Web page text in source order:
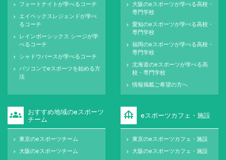
keyboard_arrow_right フォートナイトが学べるコーチ
keyboard_arrow_right
エイペックスレジェンドが学べ
るコーチ
keyboard_arrow_right
レインボーシックス シージが学
べるコーチ
keyboard_arrow_right シャドウバースが学べるコーチ
keyboard_arrow_right
パソコンでeスポーツを始める方
法
keyboard_arrow_right
大阪のeスポーツが学べる高校・
専門学校
keyboard_arrow_right
愛知のeスポーツが学べる高校・
専門学校
keyboard_arrow_right
福岡のeスポーツが学べる高校・
専門学校
keyboard_arrow_right
北海道のeスポーツが学べる高
校・専門学校
keyboard_arrow_right 情報掲載ご希望の方へ
groups
おすすめ地域のeスポーツ
チーム
keyboard_arrow_right 東京のeスポーツチーム
keyboard_arrow_right
大阪のeスポーツチーム
foundation eスポーツカフェ・施設
keyboard_arrow_right 東京のeスポーツカフェ・施設
keyboard_arrow_right
大阪のeスポーツカフェ・施設